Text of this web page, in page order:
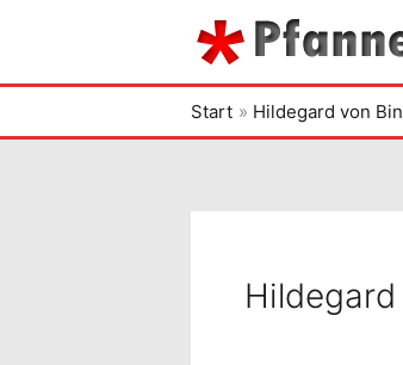
springen
Start Hildegard von